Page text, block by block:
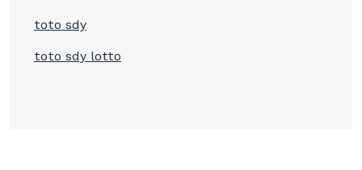
toto sdy
toto sdy lotto